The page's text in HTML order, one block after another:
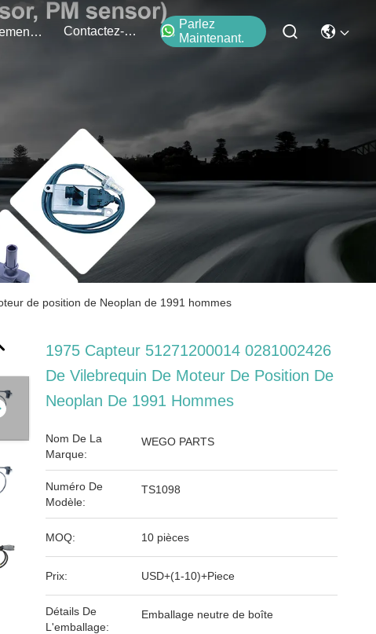
Événements Contactez-Nous
Parlez
Maintenant.
de position de Neoplan de 1991 hommes
1975 Capteur 51271200014 0281002426
De Vilebrequin De Moteur De Position De
Neoplan De 1991 Hommes
Nom De La
Marque:
WEGO PARTS
Numéro De
Modèle:
TS1098
MOQ: 10 pièces
Prix: USD+(1-10)+Piece
Détails De
L'emballage:
Emballage neutre de boîte